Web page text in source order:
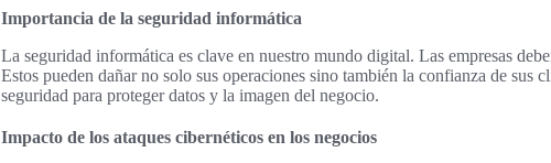
Importancia de la seguridad informática
La seguridad informática es clave en nuestro mundo digital. Las empresas
Estos pueden dañar no solo sus operaciones sino también la confianza de sus
seguridad para proteger datos y la imagen del negocio.
Impacto de los ataques cibernéticos en los negocios